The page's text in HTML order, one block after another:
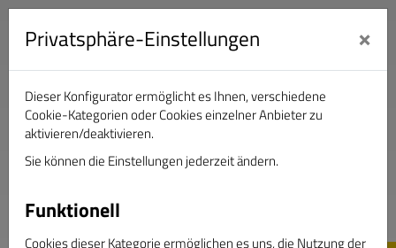
Verband Deutscher Sportjournalisten e.V.
Privatsphäre-Einstellungen ×
Dieser Konfigurator ermöglicht es Ihnen, verschiedene
Cookie-Kategorien oder Cookies einzelner Anbieter zu
aktivieren/deaktivieren.
Sie können die Einstellungen jederzeit ändern.
Funktionell
Cookies dieser Kategorie ermöglichen es uns, die Nutzung der